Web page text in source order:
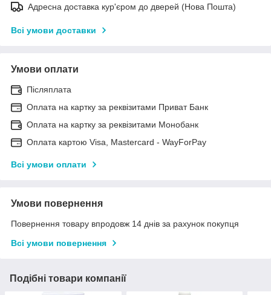
Адресна доставка кур'єром до дверей (Нова Пошта)
Всі умови доставки
Умови оплати
Післяплата
Оплата на картку за реквізитами Приват Банк
Оплата на картку за реквізитами Монобанк
Оплата картою Visa, Mastercard - WayForPay
Всі умови оплати
Умови повернення
Повернення товару впродовж 14 днів за рахунок покупця
Всі умови повернення
Подібні товари компанії